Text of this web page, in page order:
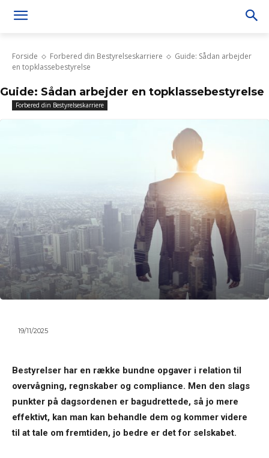
Forside Forbered din Bestyrelseskarriere
Guide: Sådan arbejder
en topklassebestyrelse
Guide: Sådan arbejder en topklassebestyrelse
Forbered din Bestyrelseskarriere
19/11/2025
Bestyrelser har en række bundne opgaver i relation til
overvågning, regnskaber og compliance. Men den slags
punkter på dagsordenen er bagudrettede, så jo mere
effektivt, kan man kan behandle dem og kommer videre
til at tale om fremtiden, jo bedre er det for selskabet.